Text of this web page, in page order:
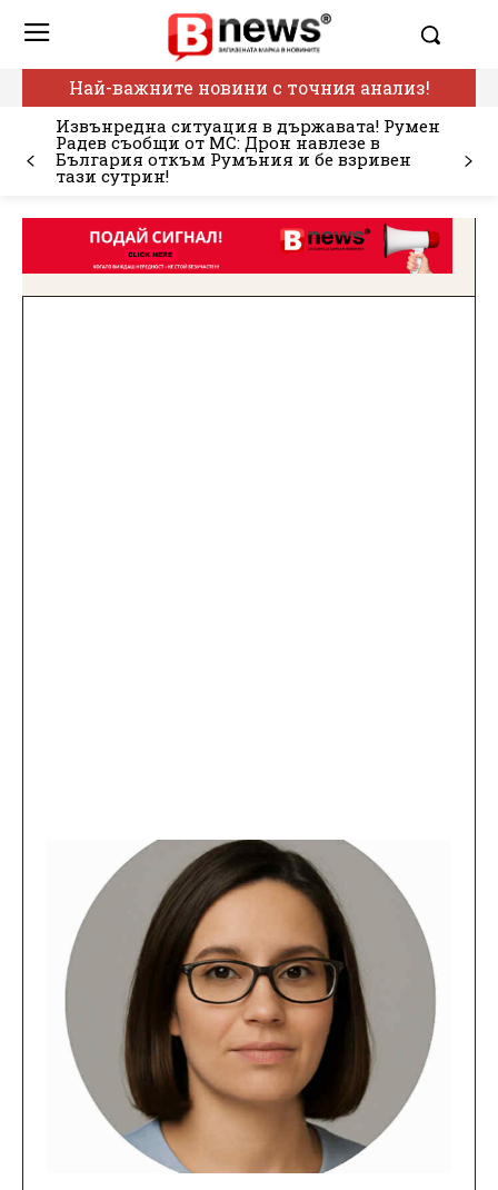
Най-важните новини с точния анализ!
Извънредна ситуация в държавата! Румен
Радев съобщи от МС: Дрон навлезе в
България откъм Румъния и бе взривен
тази сутрин!